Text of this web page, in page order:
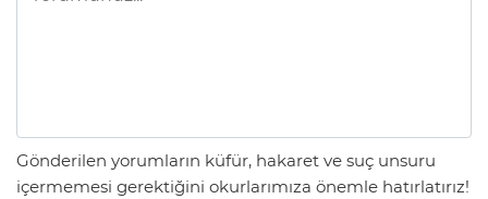
Gönderilen yorumların küfür, hakaret ve suç unsuru
içermemesi gerektiğini okurlarımıza önemle hatırlatırız!